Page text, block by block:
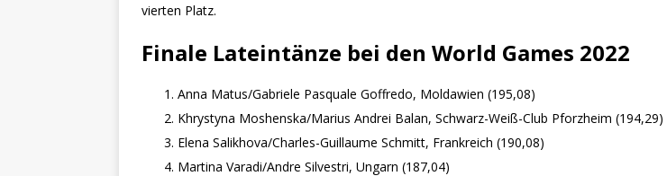
vierten Platz.
Finale Lateintänze bei den World Games 2022
Anna Matus/Gabriele Pasquale Goffredo, Moldawien (195,08)
Khrystyna Moshenska/Marius Andrei Balan, Schwarz-Weiß-Club Pforzheim (194,29)
Elena Salikhova/Charles-Guillaume Schmitt, Frankreich (190,08)
Martina Varadi/Andre Silvestri, Ungarn (187,04)